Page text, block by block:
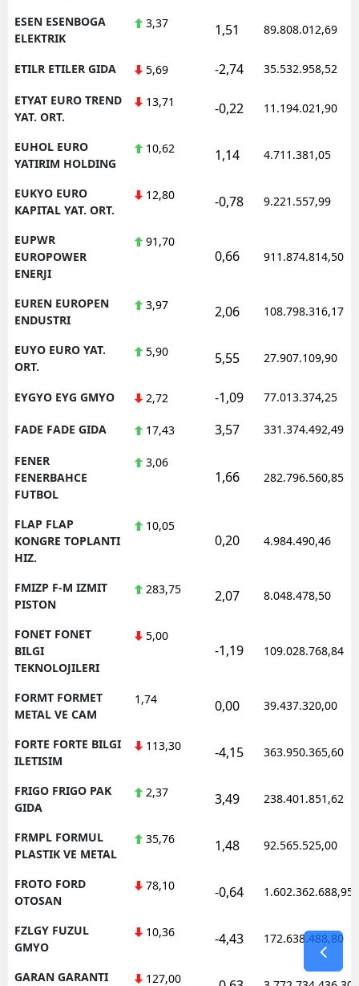
ESEN ESENBOGA
ELEKTRIK
3,37 1,51 89.808.012,69
ETILR ETILER GIDA 5,69 -2,74 35.532.958,52
ETYAT EURO TREND
YAT. ORT.
13,71 -0,22 11.194.021,90
EUHOL EURO
YATIRIM HOLDING
10,62 1,14 4.711.381,05
EUKYO EURO
KAPITAL YAT. ORT.
12,80 -0,78 9.221.557,99
EUPWR
EUROPOWER
ENERJI
91,70
0,66 911.874.814,50
EUREN EUROPEN
ENDUSTRI
3,97 2,06 108.798.316,17
EUYO EURO YAT.
ORT.
5,90 5,55 27.907.109,90
EYGYO EYG GMYO 2,72 -1,09 77.013.374,25
FADE FADE GIDA 17,43 3,57 331.374.492,49
FENER
FENERBAHCE
FUTBOL
3,06
1,66 282.796.560,85
FLAP FLAP
KONGRE TOPLANTI
HIZ.
10,05
0,20 4.984.490,46
FMIZP F-M IZMIT
PISTON
283,75 2,07 8.048.478,50
FONET FONET
BILGI
TEKNOLOJILERI
5,00
-1,19 109.028.768,84
FORMT FORMET
METAL VE CAM
1,74 0,00 39.437.320,00
FORTE FORTE BILGI
ILETISIM
113,30 -4,15 363.950.365,60
FRIGO FRIGO PAK
GIDA
2,37 3,49 238.401.851,62
FRMPL FORMUL
PLASTIK VE METAL
35,76 1,48 92.565.525,00
FROTO FORD
OTOSAN
78,10 -0,64 1.602.362.688,95
FZLGY FUZUL
GMYO
10,36 -4,43 172.638.488,80
GARAN GARANTI
127,00